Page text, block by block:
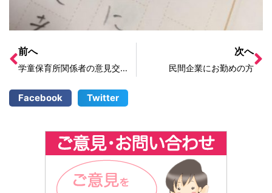
前へ
学童保育所関係者の意見交換会、実現へ！
次へ
民間企業にお勤めの方
Facebook Twitter